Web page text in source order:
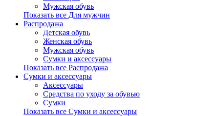
Мужская обувь
Показать все Для мужчин
Распродажа
Детская обувь
Женская обувь
Мужская обувь
Сумки и аксессуары
Показать все Распродажа
Сумки и аксессуары
Аксессуары
Средства по уходу за обувью
Сумки
Показать все Сумки и аксессуары